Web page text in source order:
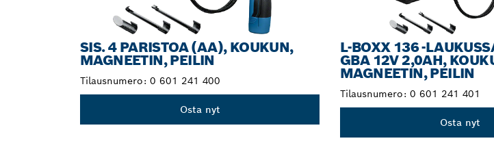
SIS. 4 PARISTOA (AA), KOUKUN,
MAGNEETIN, PEILIN
Tilausnumero: 0 601 241 400
Osta nyt
L-BOXX 136 -
GBA 12V 2,0AH,
MAGNEETIN, PEILIN
Tilausnumero: 0 601 241 401
Osta nyt